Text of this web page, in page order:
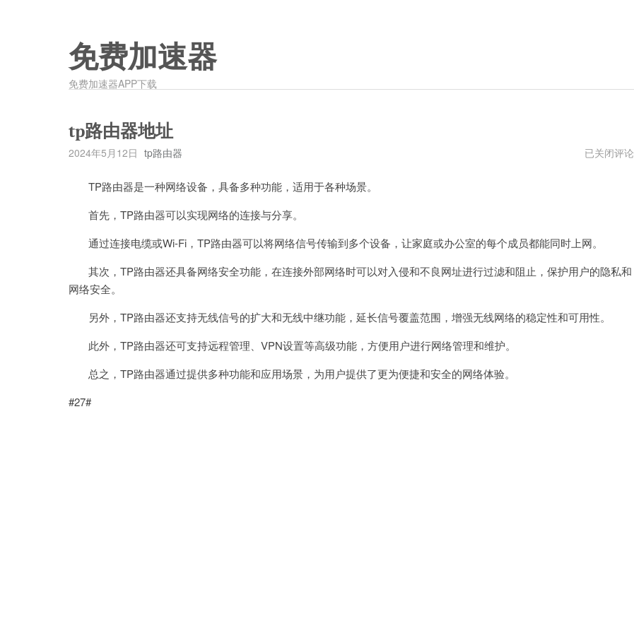
免费加速器
免费加速器APP下载
tp路由器地址
2024年5月12日 tp路由器
tp
已关闭评论
TP路由器是一种网络设备，具备多种功能，适用于各种场景。
首先，TP路由器可以实现网络的连接与分享。
通过连接电缆或Wi-Fi，TP路由器可以将网络信号传输到多个设备，让家庭或办公室的每个成员都能同时上网。
其次，TP路由器还具备网络安全功能，在连接外部网络时可以对入侵和不良网址进行过滤和阻止，保护用户的隐私和
网络安全。
另外，TP路由器还支持无线信号的扩大和无线中继功能，延长信号覆盖范围，增强无线网络的稳定性和可用性。
此外，TP路由器还可支持远程管理、VPN设置等高级功能，方便用户进行网络管理和维护。
总之，TP路由器通过提供多种功能和应用场景，为用户提供了更为便捷和安全的网络体验。
#27#